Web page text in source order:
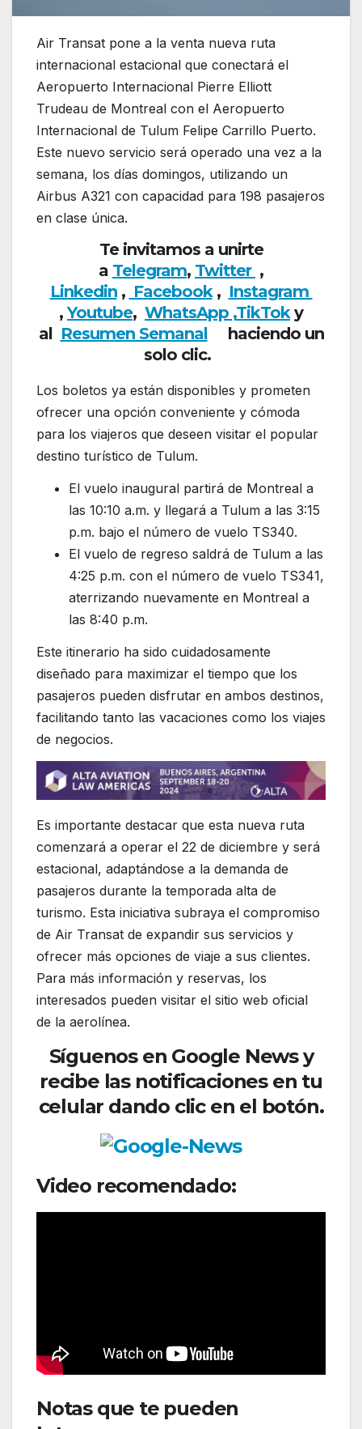
Air Transat pone a la venta nueva ruta
internacional estacional que conectará el
Aeropuerto Internacional Pierre Elliott
Trudeau de Montreal con el Aeropuerto
Internacional de Tulum Felipe Carrillo Puerto.
Este nuevo servicio será operado una vez a la
semana, los días domingos, utilizando un
Airbus A321 con capacidad para 198 pasajeros
en clase única.
Te invitamos a unirte
a Telegram, Twitter ,
Linkedin, Facebook, Instagram
,Youtube, WhatsApp ,TikToky
al Resumen Semanalhaciendo un
solo clic.
Los boletos ya están disponibles y prometen
ofrecer una opción conveniente y cómoda
para los viajeros que deseen visitar el popular
destino turístico de Tulum.
El vuelo inaugural partirá de Montreal a
las 10:10 a.m. y llegará a Tulum a las 3:15
p.m. bajo el número de vuelo TS340.
El vuelo de regreso saldrá de Tulum a las
4:25 p.m. con el número de vuelo TS341,
aterrizando nuevamente en Montreal a
las 8:40 p.m.
Este itinerario ha sido cuidadosamente
diseñado para maximizar el tiempo que los
pasajeros pueden disfrutar en ambos destinos,
facilitando tanto las vacaciones como los viajes
de negocios.
Es importante destacar que esta nueva ruta
comenzará a operar el 22 de diciembre y será
estacional, adaptándose a la demanda de
pasajeros durante la temporada alta de
turismo. Esta iniciativa subraya el compromiso
de Air Transat de expandir sus servicios y
ofrecer más opciones de viaje a sus clientes.
Para más información y reservas, los
interesados pueden visitar el sitio web oficial
de la aerolínea.
Síguenos en Google News y
recibe las notificaciones en tu
celular dando clic en el botón.
Video recomendado:
Notas que te pueden